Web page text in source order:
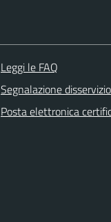
Leggi le FAQ
Segnalazione disservizio
Posta elettronica